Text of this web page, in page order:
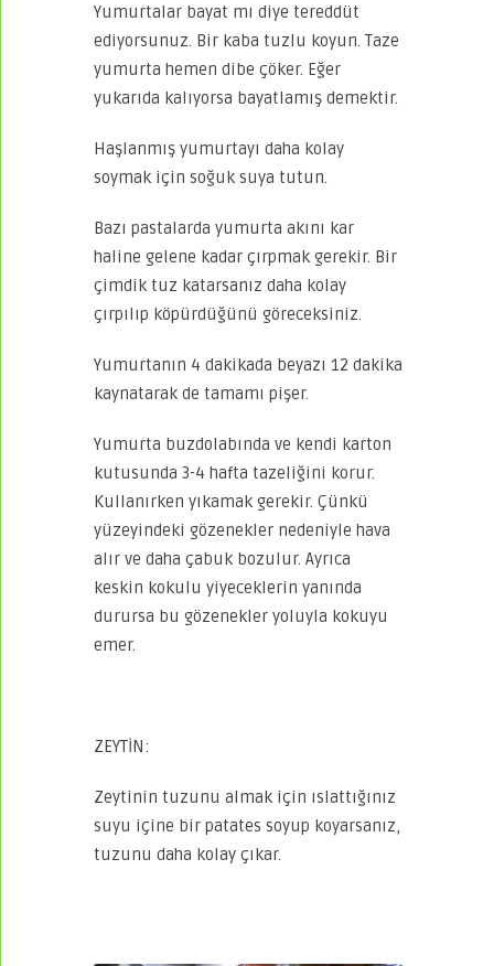
Yumurtalar bayat mı diye tereddüt
ediyorsunuz. Bir kaba tuzlu koyun. Taze
yumurta hemen dibe çöker. Eğer
yukarıda kalıyorsa bayatlamış demektir.
Haşlanmış yumurtayı daha kolay
soymak için soğuk suya tutun.
Bazı pastalarda yumurta akını kar
haline gelene kadar çırpmak gerekir. Bir
çimdik tuz katarsanız daha kolay
çırpılıp köpürdüğünü göreceksiniz.
Yumurtanın 4 dakikada beyazı 12 dakika
kaynatarak de tamamı pişer.
Yumurta buzdolabında ve kendi karton
kutusunda 3-4 hafta tazeliğini korur.
Kullanırken yıkamak gerekir. Çünkü
yüzeyindeki gözenekler nedeniyle hava
alır ve daha çabuk bozulur. Ayrıca
keskin kokulu yiyeceklerin yanında
durursa bu gözenekler yoluyla kokuyu
emer.
ZEYTİN:
Zeytinin tuzunu almak için ıslattığınız
suyu içine bir patates soyup koyarsanız,
tuzunu daha kolay çıkar.